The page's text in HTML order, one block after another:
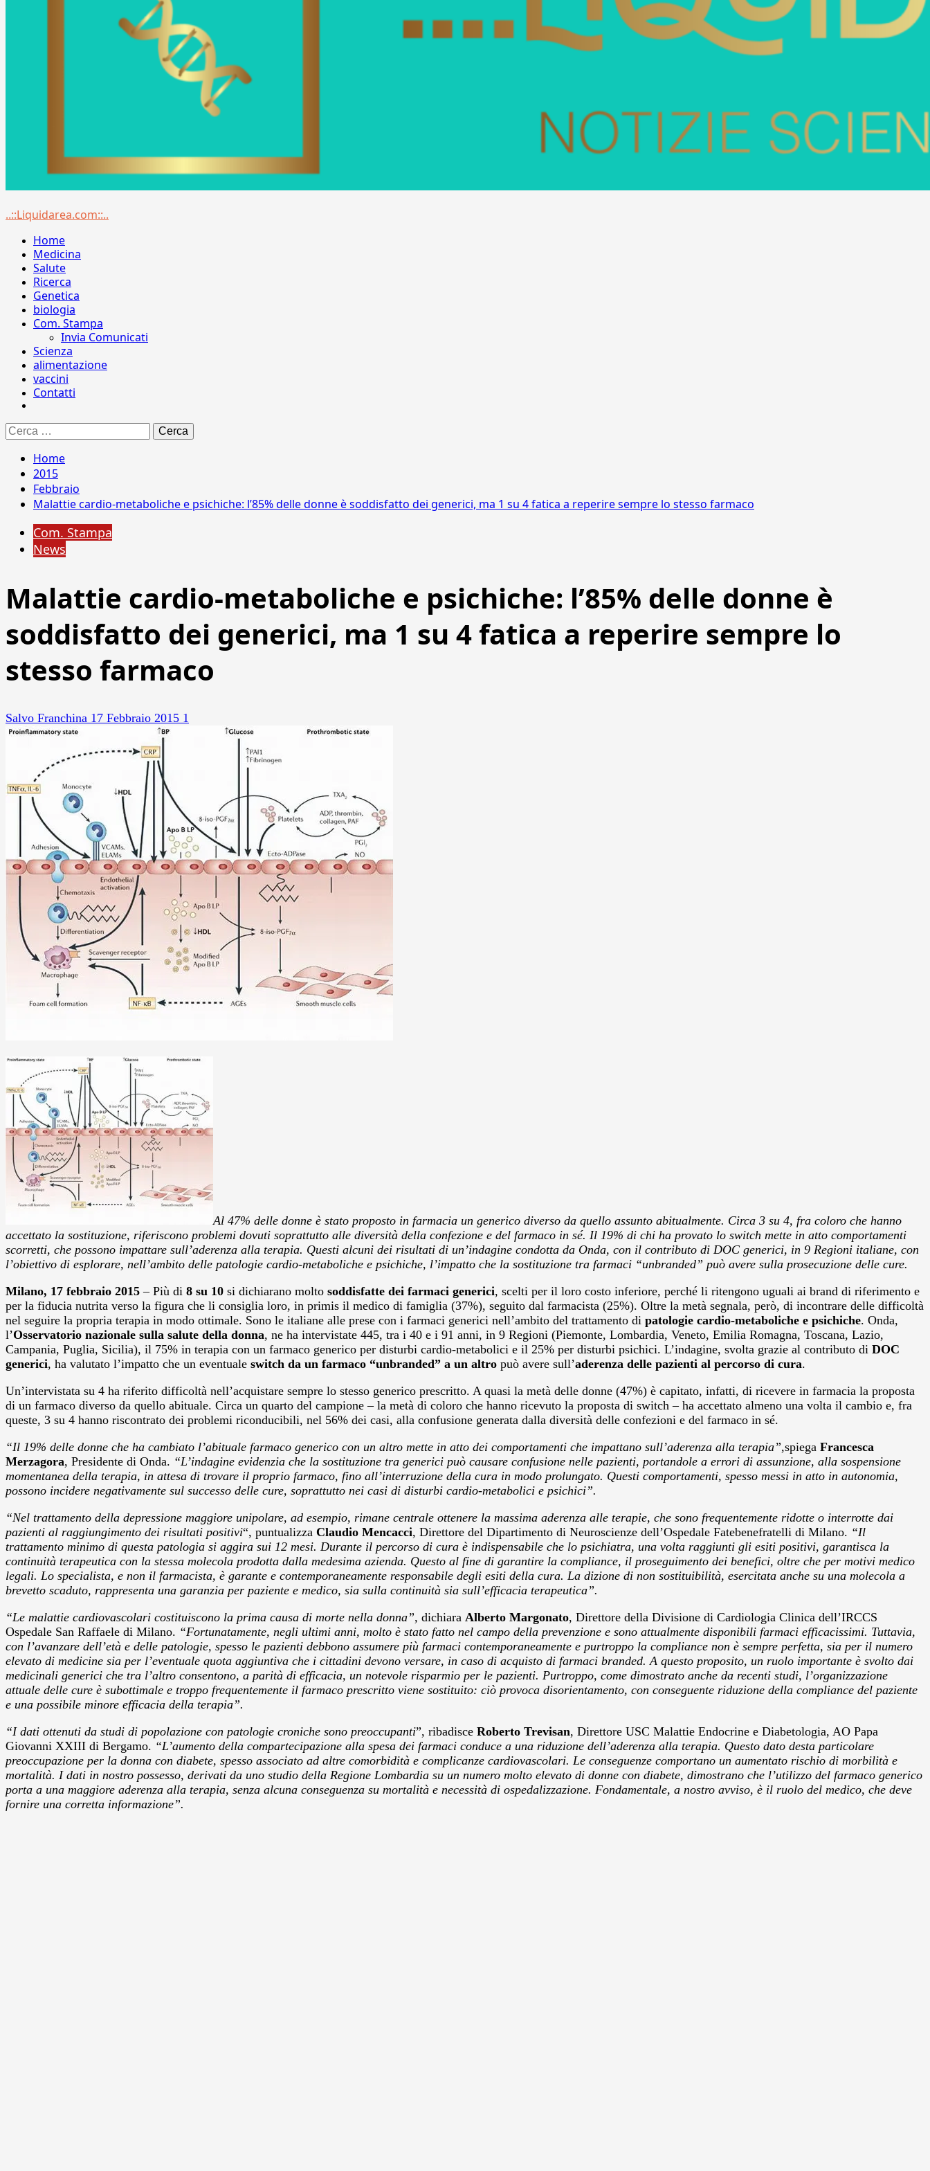
Menu
..::Liquidarea.com::..
Home
Medicina
Salute
Ricerca
Genetica
biologia
Com. Stampa
Invia Comunicati
Scienza
alimentazione
vaccini
Contatti
Ricerca
per:
Home
2015
Febbraio
Malattie cardio-metaboliche e psichiche: l’85% delle donne è soddisfatto dei generici, ma 1 su 4 fatica a reperire sempre lo stesso farmaco
Com. Stampa
News
Malattie cardio-metaboliche e psichiche: l’85% delle donne è
soddisfatto dei generici, ma 1 su 4 fatica a reperire sempre lo
stesso farmaco
Salvo Franchina 17 Febbraio 2015 1
Al 47% delle donne è stato proposto in farmacia un generico diverso da quello assunto abitualmente. Circa 3 su 4, fra coloro che hanno
accettato la sostituzione, riferiscono problemi dovuti soprattutto alle diversità della confezione e del farmaco in sé. Il 19% di chi ha provato lo switch mette in atto comportamenti
scorretti, che possono impattare sull’aderenza alla terapia. Questi alcuni dei risultati di un’indagine condotta da Onda, con il contributo di DOC generici, in 9 Regioni italiane, con
l’obiettivo di esplorare, nell’ambito delle patologie cardio-metaboliche e psichiche, l’impatto che la sostituzione tra farmaci “unbranded” può avere sulla prosecuzione delle cure.
Milano, 17 febbraio 2015 – Più di 8 su 10 si dichiarano molto soddisfatte dei farmaci generici, scelti per il loro costo inferiore, perché li ritengono uguali ai brand di riferimento e
per la fiducia nutrita verso la figura che li consiglia loro, in primis il medico di famiglia (37%), seguito dal farmacista (25%). Oltre la metà segnala, però, di incontrare delle difficoltà
nel seguire la propria terapia in modo ottimale. Sono le italiane alle prese con i farmaci generici nell’ambito del trattamento di patologie cardio-metaboliche e psichiche. Onda,
l’Osservatorio nazionale sulla salute della donna, ne ha intervistate 445, tra i 40 e i 91 anni, in 9 Regioni (Piemonte, Lombardia, Veneto, Emilia Romagna, Toscana, Lazio,
Campania, Puglia, Sicilia), il 75% in terapia con un farmaco generico per disturbi cardio-metabolici e il 25% per disturbi psichici. L’indagine, svolta grazie al contributo di DOC
generici, ha valutato l’impatto che un eventuale switch da un farmaco “unbranded” a un altro può avere sull’aderenza delle pazienti al percorso di cura.
Un’intervistata su 4 ha riferito difficoltà nell’acquistare sempre lo stesso generico prescritto. A quasi la metà delle donne (47%) è capitato, infatti, di ricevere in farmacia la proposta
di un farmaco diverso da quello abituale. Circa un quarto del campione – la metà di coloro che hanno ricevuto la proposta di switch – ha accettato almeno una volta il cambio e, fra
queste, 3 su 4 hanno riscontrato dei problemi riconducibili, nel 56% dei casi, alla confusione generata dalla diversità delle confezioni e del farmaco in sé.
“Il 19% delle donne che ha cambiato l’abituale farmaco generico con un altro mette in atto dei comportamenti che impattano sull’aderenza alla terapia”,spiega Francesca
Merzagora, Presidente di Onda. “L’indagine evidenzia che la sostituzione tra generici può causare confusione nelle pazienti, portandole a errori di assunzione, alla sospensione
momentanea della terapia, in attesa di trovare il proprio farmaco, fino all’interruzione della cura in modo prolungato. Questi comportamenti, spesso messi in atto in autonomia,
possono incidere negativamente sul successo delle cure, soprattutto nei casi di disturbi cardio-metabolici e psichici”.
“Nel trattamento della depressione maggiore unipolare, ad esempio, rimane centrale ottenere la massima aderenza alle terapie, che sono frequentemente ridotte o interrotte dai
pazienti al raggiungimento dei risultati positivi“, puntualizza Claudio Mencacci, Direttore del Dipartimento di Neuroscienze dell’Ospedale Fatebenefratelli di Milano. “Il
trattamento minimo di questa patologia si aggira sui 12 mesi. Durante il percorso di cura è indispensabile che lo psichiatra, una volta raggiunti gli esiti positivi, garantisca la
continuità terapeutica con la stessa molecola prodotta dalla medesima azienda. Questo al fine di garantire la compliance, il proseguimento dei benefici, oltre che per motivi medico
legali. Lo specialista, e non il farmacista, è garante e contemporaneamente responsabile degli esiti della cura. La dizione di non sostituibilità, esercitata anche su una molecola a
brevetto scaduto, rappresenta una garanzia per paziente e medico, sia sulla continuità sia sull’efficacia terapeutica”.
“Le malattie cardiovascolari costituiscono la prima causa di morte nella donna”, dichiara Alberto Margonato, Direttore della Divisione di Cardiologia Clinica dell’IRCCS
Ospedale San Raffaele di Milano. “Fortunatamente, negli ultimi anni, molto è stato fatto nel campo della prevenzione e sono attualmente disponibili farmaci efficacissimi. Tuttavia,
con l’avanzare dell’età e delle patologie, spesso le pazienti debbono assumere più farmaci contemporaneamente e purtroppo la compliance non è sempre perfetta, sia per il numero
elevato di medicine sia per l’eventuale quota aggiuntiva che i cittadini devono versare, in caso di acquisto di farmaci branded. A questo proposito, un ruolo importante è svolto dai
medicinali generici che tra l’altro consentono, a parità di efficacia, un notevole risparmio per le pazienti. Purtroppo, come dimostrato anche da recenti studi, l’organizzazione
attuale delle cure è subottimale e troppo frequentemente il farmaco prescritto viene sostituito: ciò provoca disorientamento, con conseguente riduzione della compliance del paziente
e una possibile minore efficacia della terapia”.
“I dati ottenuti da studi di popolazione con patologie croniche sono preoccupanti”, ribadisce Roberto Trevisan, Direttore USC Malattie Endocrine e Diabetologia, AO Papa
Giovanni XXIII di Bergamo. “L’aumento della compartecipazione alla spesa dei farmaci conduce a una riduzione dell’aderenza alla terapia. Questo dato desta particolare
preoccupazione per la donna con diabete, spesso associato ad altre comorbidità e complicanze cardiovascolari. Le conseguenze comportano un aumentato rischio di morbilità e
mortalità. I dati in nostro possesso, derivati da uno studio della Regione Lombardia su un numero molto elevato di donne con diabete, dimostrano che l’utilizzo del farmaco generico
porta a una maggiore aderenza alla terapia, senza alcuna conseguenza su mortalità e necessità di ospedalizzazione. Fondamentale, a nostro avviso, è il ruolo del medico, che deve
fornire una corretta informazione”.